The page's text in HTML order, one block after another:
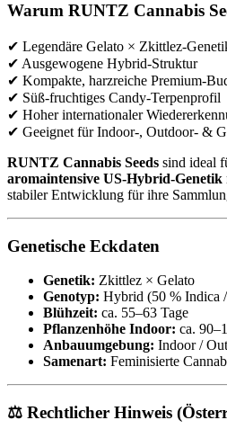
Warum RUNTZ Cannabis
✔ Legendäre Gelato × Zkittlez-
✔ Ausgewogene Hybrid-Struktur
✔ Kompakte, harzreiche Premium-
✔ Süß-fruchtiges Candy-Terpenprofil
✔ Hoher internationaler
✔ Geeignet für Indoor-, Outdoor- &
RUNTZ Cannabis Seeds sind ideal
aromaintensive US-Hybrid-Genetik
stabiler Entwicklung für ihre
Genetische Eckdaten
Genetik: Zkittlez × Gelato
Genotyp: Hybrid (50 % Indica
Blühzeit: ca. 55–63 Tage
Pflanzenhöhe Indoor: ca.
Anbauumgebung: Indoor /
Samenart: Feminisierte
⚖️ Rechtlicher Hinweis